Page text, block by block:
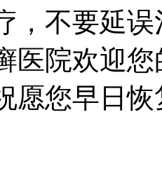
，不要延
医院欢迎
愿您早日